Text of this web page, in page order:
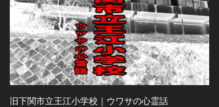
旧下関市立王江小学校｜ウワサの心霊話